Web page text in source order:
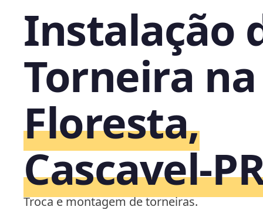
Instalação
Torneira na
Floresta,
Troca e montagem de torneiras.